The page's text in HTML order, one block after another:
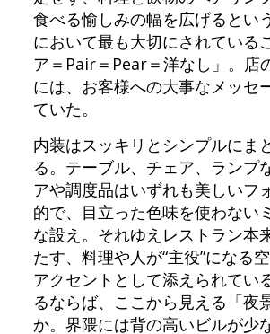
食べる愉しみの幅を広げるとい
において最も大切にされている
ア＝Pair＝Pear＝洋なし」。店
には、お客様への大事なメッセ
ていた。
内装はスッキリとシンプルにま
る。テーブル、チェア、ランプ
アや調度品はいずれも美しいフ
的で、目立った色味を使わない
な設え。それゆえレストラン本
たす、料理や人が“主役”になる
アクセントとして添えられてい
るならば、ここから見える「夜
か。界隈には背の高いビルが少